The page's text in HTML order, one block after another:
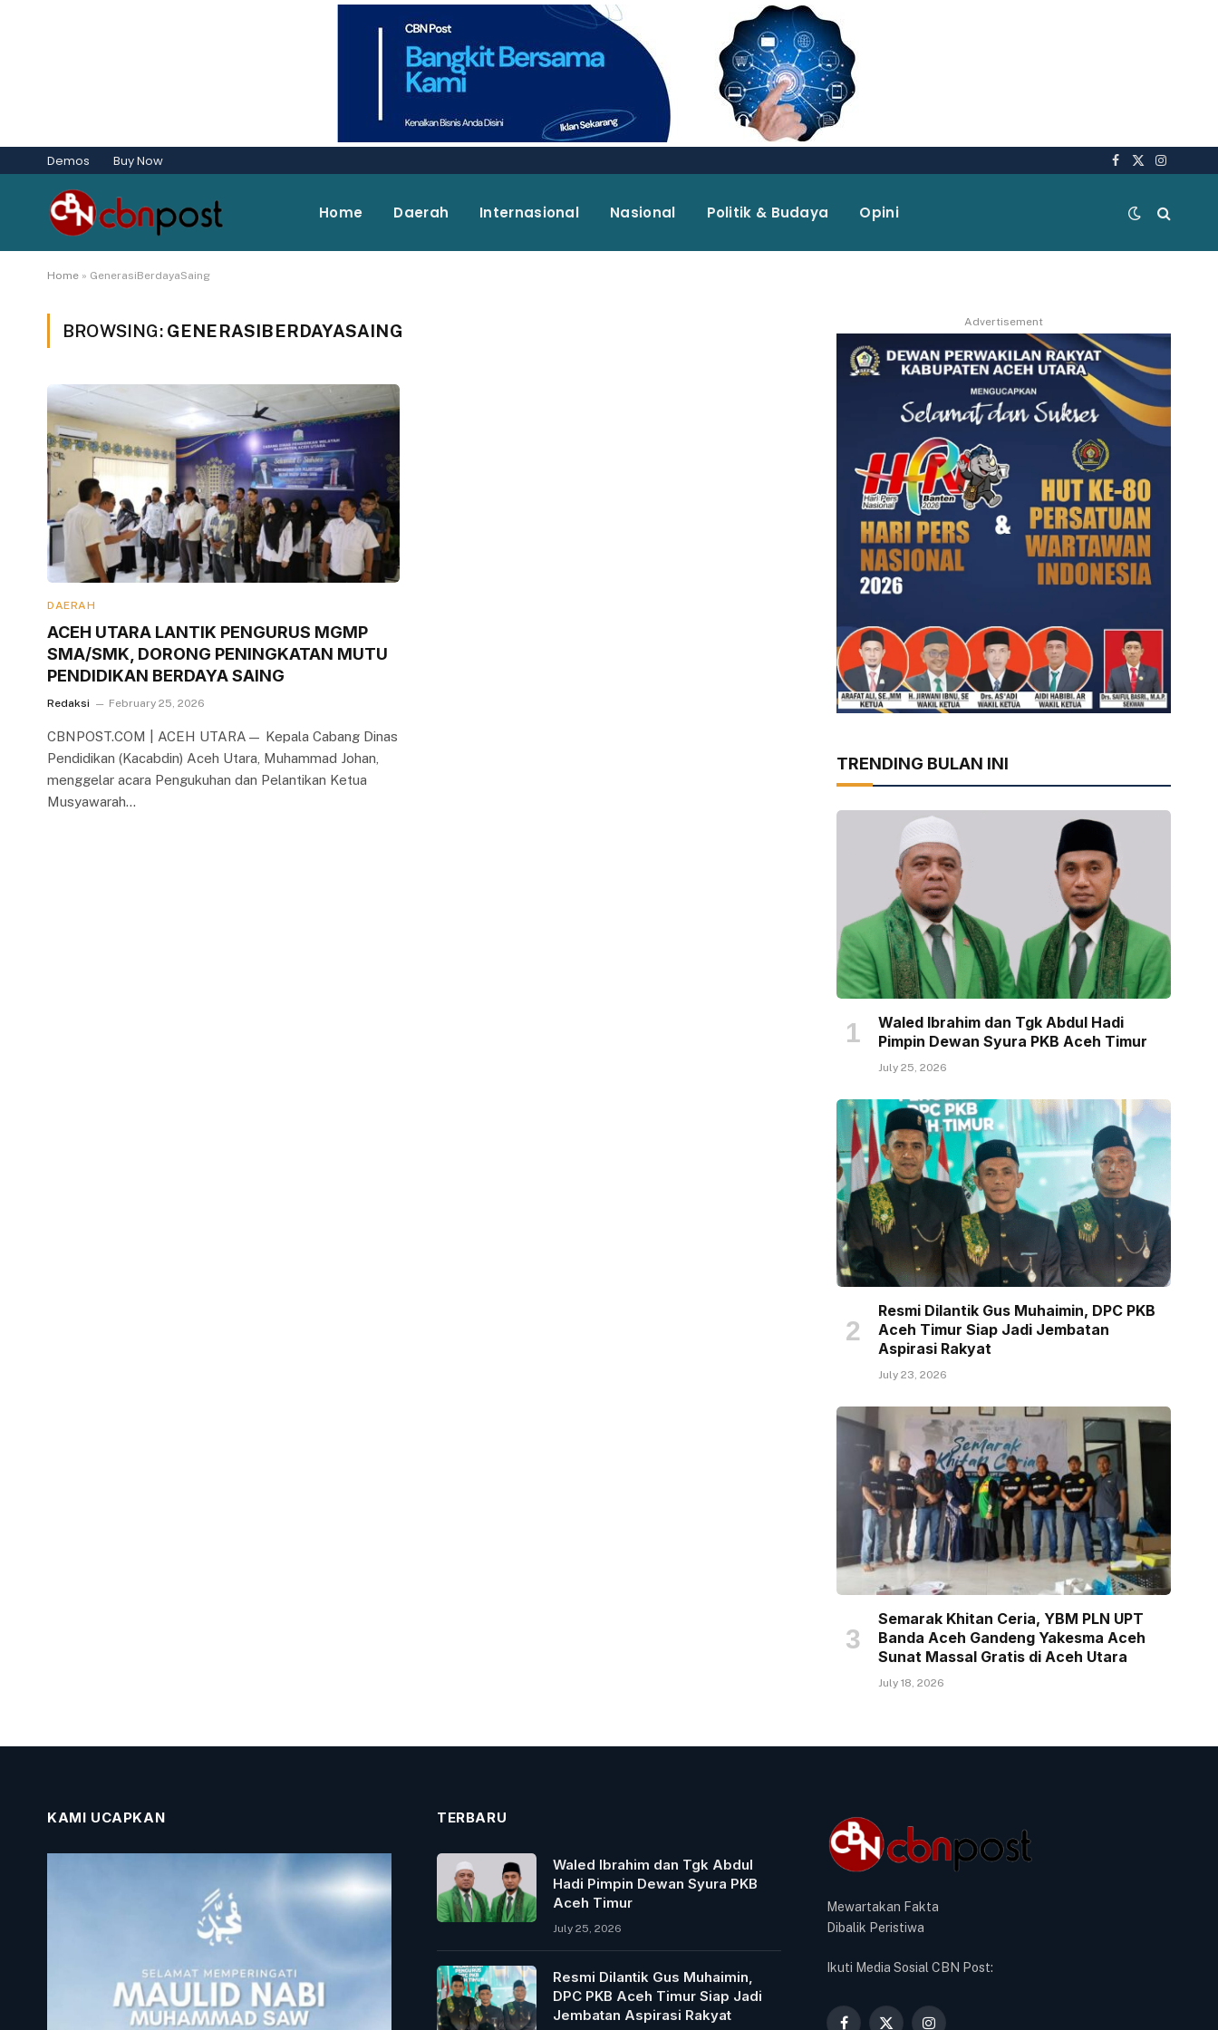
Demos Buy Now Facebook
X
Home Daerah Internasional Nasional Politik & Budaya Opini
Home » GenerasiBerdayaSaing
BROWSING: GENERASIBERDAYASAING
DAERAH
ACEH UTARA LANTIK PENGURUS MGMP
SMA/SMK, DORONG PENINGKATAN MUTU
PENDIDIKAN BERDAYA SAING
Redaksi February 25, 2026
CBNPOST.COM | ACEH UTARA— Kepala Cabang Dinas
Pendidikan (Kacabdin) Aceh Utara, Muhammad Johan,
menggelar acara Pengukuhan dan Pelantikan Ketua
Musyawarah…
Advertisement
TRENDING BULAN INI
Waled Ibrahim dan Tgk Abdul Hadi
Pimpin Dewan Syura PKB Aceh Timur
July 25, 2026
Resmi Dilantik Gus Muhaimin, DPC PKB
Aceh Timur Siap Jadi Jembatan
Aspirasi Rakyat
July 23, 2026
Semarak Khitan Ceria, YBM PLN UPT
Banda Aceh Gandeng Yakesma Aceh
Sunat Massal Gratis di Aceh Utara
July 18, 2026
KAMI UCAPKAN TERBARU
Waled Ibrahim dan Tgk Abdul
Hadi Pimpin Dewan Syura PKB
Aceh Timur
July 25, 2026
Resmi Dilantik Gus Muhaimin,
DPC PKB Aceh Timur Siap Jadi
Jembatan Aspirasi Rakyat
Mewartakan Fakta
Dibalik Peristiwa
Ikuti Media Sosial CBN Post: